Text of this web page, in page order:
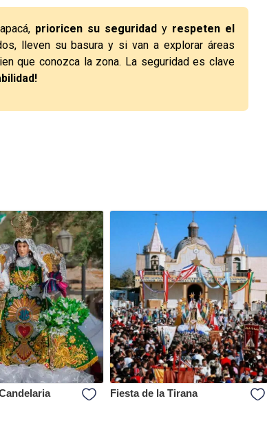
prioricen su seguridad y respeten el
lleven su basura y si van a explorar áreas
que conozca la zona. La seguridad es clave
Fiesta de la Tirana